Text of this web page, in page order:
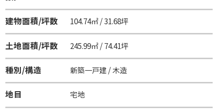
建物面積/坪数 104.74㎡ / 31.68坪
土地面積/坪数 245.99㎡ / 74.41坪
種別/構造 新築一戸建 / 木造
地目 宅地